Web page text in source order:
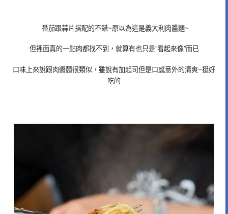
番茄跟蒜片搭配的不錯~原以為這是義大利肉醬麵~
但裡面真的一點肉都找不到，就算有也只是”看起來像”而已
口味上來說跟肉醬麵很類似，雖說有加起司但是口感意外的清爽~挺好
吃的